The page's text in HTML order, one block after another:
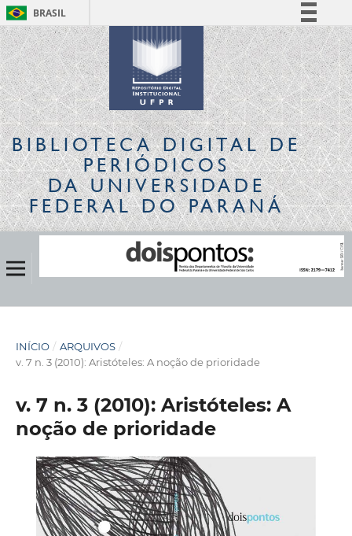
BRASIL
Simplifique!
Comunica BR
Participe
Acesso à informação
Legislação
Canais
BIBLIOTECA DIGITALDE
PERIÓDICOS
DA UNIVERSIDADE
FEDERAL DO PARANÁ
INÍCIO / ARQUIVOS /
v. 7 n. 3 (2010): Aristóteles: A noção de prioridade
v. 7 n. 3 (2010): Aristóteles: A
noção de prioridade